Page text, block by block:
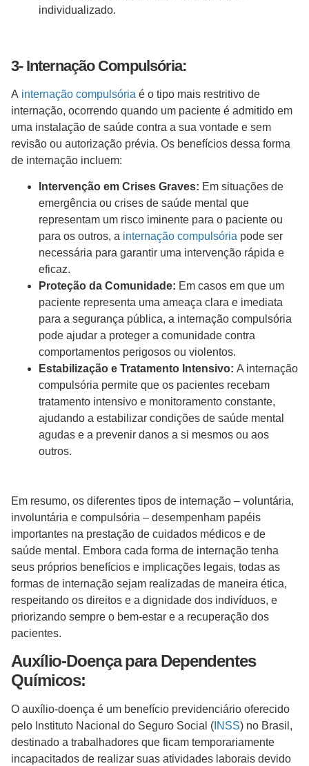
individualizado.
3- Internação Compulsória:
A internação compulsória é o tipo mais restritivo de
internação, ocorrendo quando um paciente é admitido em
uma instalação de saúde contra a sua vontade e sem
revisão ou autorização prévia. Os benefícios dessa forma
de internação incluem:
Intervenção em Crises Graves: Em situações de
emergência ou crises de saúde mental que
representam um risco iminente para o paciente ou
para os outros, a internação compulsória pode ser
necessária para garantir uma intervenção rápida e
eficaz.
Proteção da Comunidade: Em casos em que um
paciente representa uma ameaça clara e imediata
para a segurança pública, a internação compulsória
pode ajudar a proteger a comunidade contra
comportamentos perigosos ou violentos.
Estabilização e Tratamento Intensivo: A internação
compulsória permite que os pacientes recebam
tratamento intensivo e monitoramento constante,
ajudando a estabilizar condições de saúde mental
agudas e a prevenir danos a si mesmos ou aos
outros.
Em resumo, os diferentes tipos de internação – voluntária,
involuntária e compulsória – desempenham papéis
importantes na prestação de cuidados médicos e de
saúde mental. Embora cada forma de internação tenha
seus próprios benefícios e implicações legais, todas as
formas de internação sejam realizadas de maneira ética,
respeitando os direitos e a dignidade dos indivíduos, e
priorizando sempre o bem-estar e a recuperação dos
pacientes.
Auxílio-Doença para Dependentes
Químicos:
O auxílio-doença é um benefício previdenciário oferecido
pelo Instituto Nacional do Seguro Social ( INSS) no Brasil,
destinado a trabalhadores que ficam temporariamente
incapacitados de realizar suas atividades laborais devido